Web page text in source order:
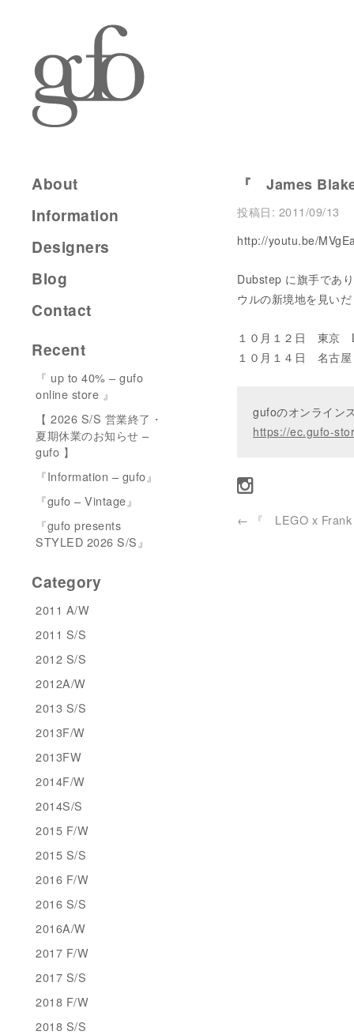
『 James
投稿日: 2011/09/13
http://youtu.be/
Dubstep に旗手であ
ウルの新境地を見い
１０月１２日 東京
１０月１４日 名古
gufoのオンライン
https://ec.gufo-
← 『 LEGO x
About
Information
Designers
Blog
Contact
Recent
『 up to 40% – gufo
online store 』
【 2026 S/S 営業終了・
夏期休業のお知らせ –
gufo 】
『Information – gufo』
『gufo – Vintage』
『gufo presents
STYLED 2026 S/S』
Category
2011 A/W
2011 S/S
2012 S/S
2012A/W
2013 S/S
2013F/W
2013FW
2014F/W
2014S/S
2015 F/W
2015 S/S
2016 F/W
2016 S/S
2016A/W
2017 F/W
2017 S/S
2018 F/W
2018 S/S